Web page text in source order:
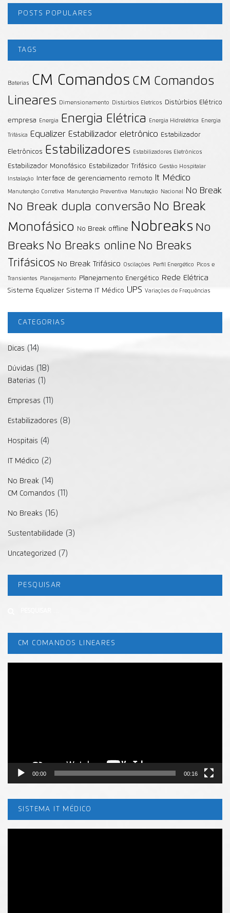
POSTS POPULARES
TAGS
Baterias CM Comandos CM Comandos
Lineares
Dimensionamento Distúrbios Eletricos Distúrbios Elétrico
empresa Energia Energia Elétrica Energia Hidrelétrica Energia
Trifásica Equalizer Estabilizador eletrônico Estabilizador
Eletrônicos Estabilizadores Estabilizadores Eletrônicos
Estabilizador Monofásico Estabilizador Trifásico Gestão Hospitalar
Instalação Interface de gerenciamento remoto It Médico
Manutenção Corretiva Manutenção Preventiva Manuteção Nacional No Break
No Break dupla conversão No Break
Monofásico
No Break offline Nobreaks No
Breaks No Breaks online No Breaks
Trifásicos No Break Trifásico Oscilações Perfil Energético Picos e
Transientes Planejamento Planejamento Energético Rede Elétrica
Sistema Equalizer Sistema IT Médico UPS Variações de Frequências
CATEGORIAS
Dicas (14)
Dúvidas (18)
Baterias (1)
Empresas (11)
Estabilizadores (8)
Hospitais (4)
IT Médico (2)
No Break (14)
CM Comandos (11)
No Breaks (16)
Sustentabilidade (3)
Uncategorized (7)
PESQUISAR
CM COMANDOS LINEARES
00:00 00:16
SISTEMA IT MÉDICO